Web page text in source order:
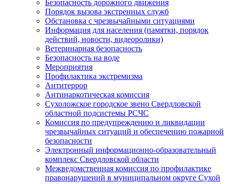
Безопасность дорожного движения
Порядок вызова экстренных служб
Обстановка с чрезвычайными ситуациями
Информация для населения (памятки, порядок
действий, новости, видеоролики)
Ветеринарная безопасность
Безопасность на воде
Мероприятия
Профилактика экстремизма
Антитеррор
Антинаркотическая комиссия
Сухоложское городское звено Свердловской
областной подсистемы РСЧС
Комиссия по предупреждению и ликвидации
чрезвычайных ситуаций и обеспечению пожарной
безопасности
Электронный информационно-образовательный
комплекс Cвердловской области
Межведомственная комиссия по профилактике
правонарушений в муниципальном округе Сухой